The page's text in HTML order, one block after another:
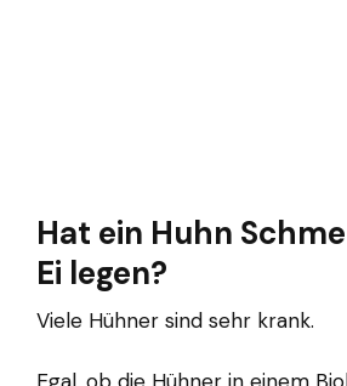
Hat ein Huhn
Ei legen?
Viele Hühner sind sehr krank.